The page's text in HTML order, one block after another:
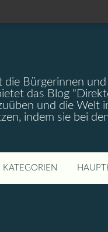
die Bürgerinnen
das Blog
und die Welt
indem sie bei
KATEGORIEN